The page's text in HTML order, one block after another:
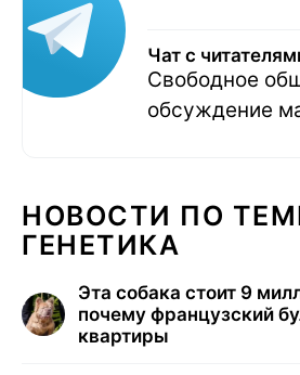
Чат с
Свободное
обсуждение
НОВОСТИ ПО
ГЕНЕТИКА
Эта собака стоит 9
почему французский
квартиры